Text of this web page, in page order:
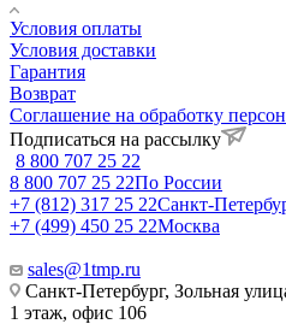
Условия оплаты
Условия доставки
Гарантия
Возврат
Соглашение на обработку
Подписаться на рассылку
8 800 707 25 22
8 800 707 25 22По России
+7 (812) 317 25 22Санкт-
+7 (499) 450 25 22Москва
sales@1tmp.ru
Санкт-Петербург, Зольная
1 этаж, офис 106